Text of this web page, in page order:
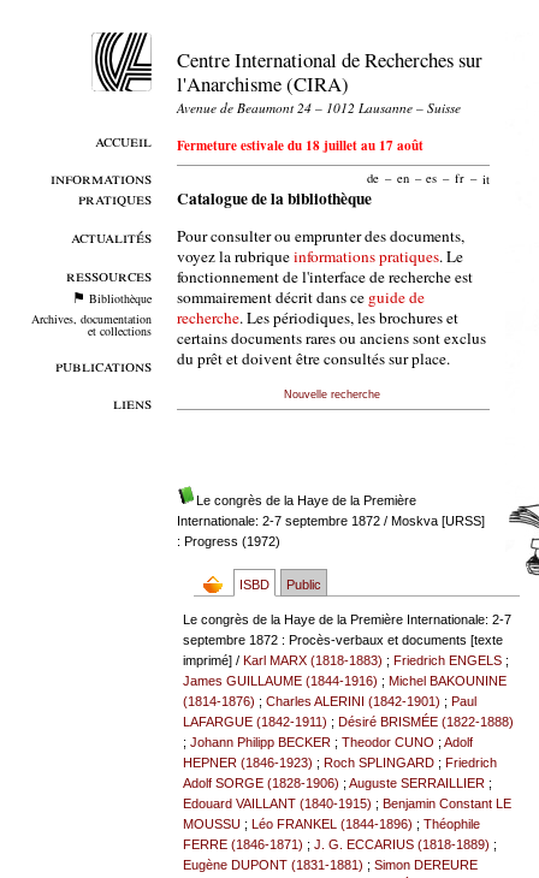
accueil
informations
pratiques
actualités
ressources
Bibliothèque
Archives, documentation
et collections
publications
liens
Centre International de Recherches sur
l'Anarchisme (CIRA)
Avenue de Beaumont 24 – 1012 Lausanne – Suisse
Fermeture estivale du 18 juillet au 17 août
de – en – es – fr – it
Catalogue de la bibliothèque
Pour consulter ou emprunter des documents,
voyez la rubriqueinformations pratiques. Le
fonctionnement de l'interface de recherche est
sommairement décrit dans ce guide de
recherche. Les périodiques, les brochures et
certains documents rares ou anciens sont exclus
du prêt et doivent être consultés sur place.
Nouvelle recherche
Le congrès de la Haye de la Première
Internationale: 2-7 septembre 1872/ Moskva [URSS]
: Progress (1972)
ISBD Public
Le congrès de la Haye de la Première Internationale: 2-7
septembre 1872 : Procès-verbaux et documents [texte
imprimé] /Karl MARX (1818-1883) ;Friedrich ENGELS ;
James GUILLAUME (1844-1916) ;Michel BAKOUNINE
(1814-1876) ;Charles ALERINI (1842-1901) ;Paul
LAFARGUE (1842-1911) ;Désiré BRISMÉE (1822-1888)
;Johann Philipp BECKER ;Theodor CUNO ;Adolf
HEPNER (1846-1923) ;Roch SPLINGARD ;Friedrich
Adolf SORGE (1828-1906) ;Auguste SERRAILLIER ;
Edouard VAILLANT (1840-1915) ;Benjamin Constant LE
MOUSSU ;Léo FRANKEL (1844-1896) ;Théophile
FERRE (1846-1871) ;J. G. ECCARIUS (1818-1889) ;
Eugène DUPONT (1831-1881) ;Simon DEREURE